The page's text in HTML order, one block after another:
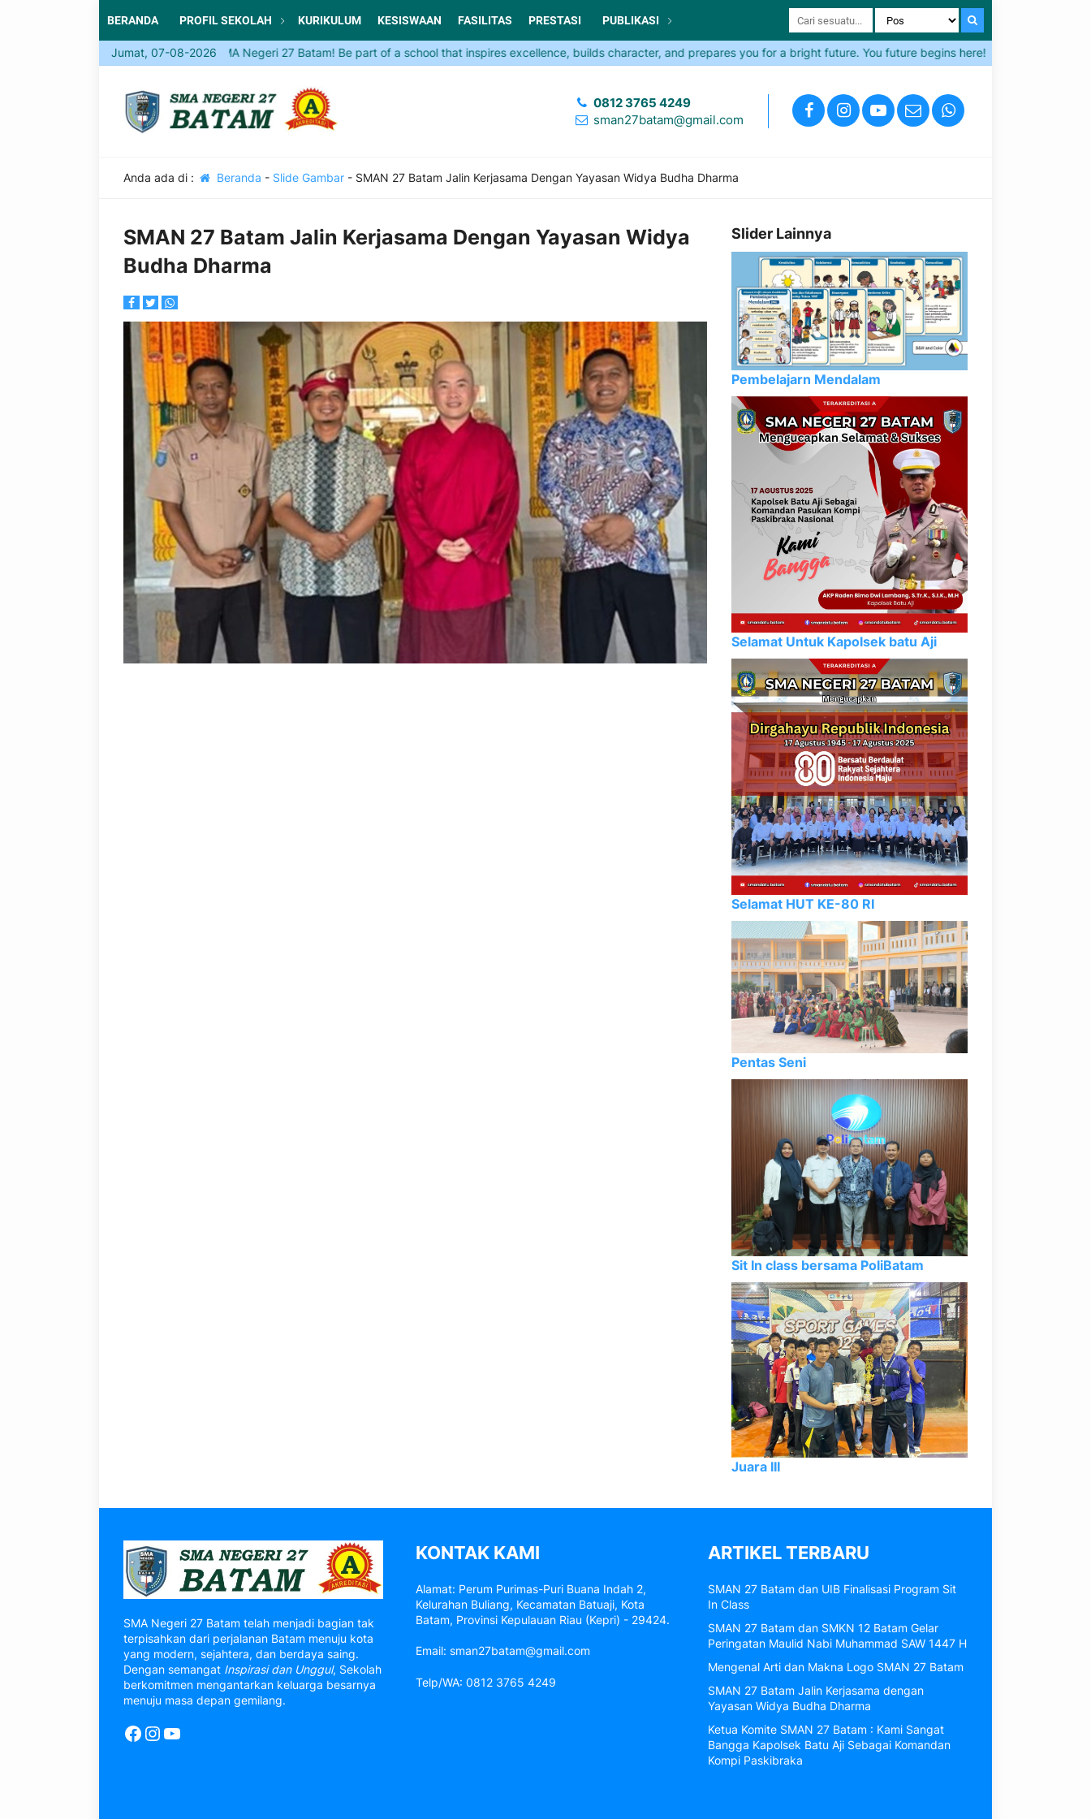
BERANDA PROFIL SEKOLAH KURIKULUM KESISWAAN FASILITAS PRESTASI PUBLIKASI
Jumat, 07-08-2026
Come and Join SMA Negeri 27 Batam! Be part of a school that inspires excellence, builds character, and prepares you for a bright future. You future begins here!
0812 3765 4249
sman27batam@gmail.com
Anda ada di : Beranda - Slide Gambar- SMAN 27 Batam Jalin Kerjasama Dengan Yayasan Widya Budha Dharma
SMAN 27 Batam Jalin Kerjasama Dengan Yayasan Widya
Budha Dharma
Slider Lainnya
Pembelajarn Mendalam
Selamat Untuk Kapolsek batu Aji
Selamat HUT KE-80 RI
Pentas Seni
Sit In class bersama PoliBatam
Juara III
SMA Negeri 27 Batam telah menjadi bagian tak
terpisahkan dari perjalanan Batam menuju kota
yang modern, sejahtera, dan berdaya saing.
Dengan semangat Inspirasi dan Unggul, Sekolah
berkomitmen mengantarkan keluarga besarnya
menuju masa depan gemilang.
Facebook
Instagram
YouTube
KONTAK KAMI
Alamat: Perum Purimas-Puri Buana Indah 2,
Kelurahan Buliang, Kecamatan Batuaji, Kota
Batam, Provinsi Kepulauan Riau (Kepri) - 29424.
Email: sman27batam@gmail.com
Telp/WA: 0812 3765 4249
ARTIKEL TERBARU
SMAN 27 Batam dan UIB Finalisasi Program Sit
In Class
SMAN 27 Batam dan SMKN 12 Batam Gelar
Peringatan Maulid Nabi Muhammad SAW 1447 H
Mengenal Arti dan Makna Logo SMAN 27 Batam
SMAN 27 Batam Jalin Kerjasama dengan
Yayasan Widya Budha Dharma
Ketua Komite SMAN 27 Batam : Kami Sangat
Bangga Kapolsek Batu Aji Sebagai Komandan
Kompi Paskibraka